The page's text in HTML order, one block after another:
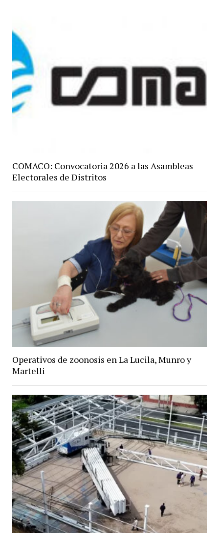
COMACO: Convocatoria 2026 a las Asambleas
Electorales de Distritos
Operativos de zoonosis en La Lucila, Munro y
Martelli